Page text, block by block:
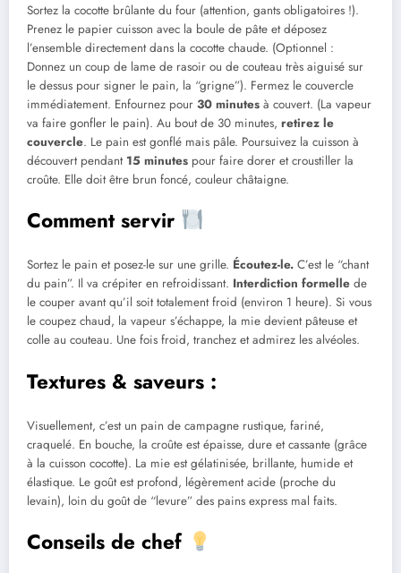
Sortez la cocotte brûlante du four (attention, gants obligatoires !).
Prenez le papier cuisson avec la boule de pâte et déposez
l’ensemble directement dans la cocotte chaude. (Optionnel :
Donnez un coup de lame de rasoir ou de couteau très aiguisé sur
le dessus pour signer le pain, la “grigne”). Fermez le couvercle
immédiatement. Enfournez pour 30 minutes à couvert. (La vapeur
va faire gonfler le pain). Au bout de 30 minutes, retirez le
couvercle. Le pain est gonflé mais pâle. Poursuivez la cuisson à
découvert pendant 15 minutes pour faire dorer et croustiller la
croûte. Elle doit être brun foncé, couleur châtaigne.
Comment servir
Sortez le pain et posez-le sur une grille. Écoutez-le. C’est le “chant
du pain”. Il va crépiter en refroidissant. Interdiction formelle de
le couper avant qu’il soit totalement froid (environ 1 heure). Si vous
le coupez chaud, la vapeur s’échappe, la mie devient pâteuse et
colle au couteau. Une fois froid, tranchez et admirez les alvéoles.
Textures & saveurs :
Visuellement, c’est un pain de campagne rustique, fariné,
craquelé. En bouche, la croûte est épaisse, dure et cassante (grâce
à la cuisson cocotte). La mie est gélatinisée, brillante, humide et
élastique. Le goût est profond, légèrement acide (proche du
levain), loin du goût de “levure” des pains express mal faits.
Conseils de chef